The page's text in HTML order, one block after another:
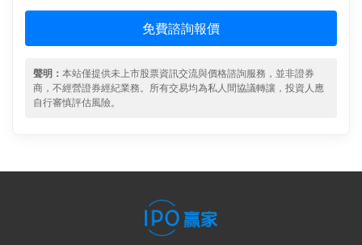
免費諮詢報價
聲明： 本站僅提供未上市股票資訊交流與價格諮詢服務，並非證券
商，不經營證券經紀業務。所有交易均為私人間協議轉讓，投資人應
自行審慎評估風險。